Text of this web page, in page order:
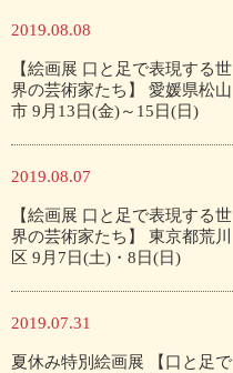
2019.08.08
【絵画展 口と足で表現する世
界の芸術家たち】 愛媛県松山
市 9月13日(金)～15日(日)
2019.08.07
【絵画展 口と足で表現する世
界の芸術家たち】 東京都荒川
区 9月7日(土)・8日(日)
2019.07.31
夏休み特別絵画展 【口と足で